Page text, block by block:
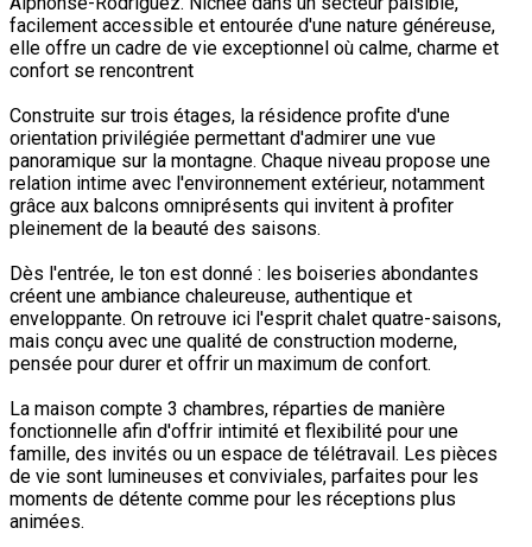
facilement accessible et entourée d'une nature généreuse,
elle offre un cadre de vie exceptionnel où calme, charme et
confort se rencontrent
Construite sur trois étages, la résidence profite d'une
orientation privilégiée permettant d'admirer une vue
panoramique sur la montagne. Chaque niveau propose une
relation intime avec l'environnement extérieur, notamment
grâce aux balcons omniprésents qui invitent à profiter
pleinement de la beauté des saisons.
Dès l'entrée, le ton est donné : les boiseries abondantes
créent une ambiance chaleureuse, authentique et
enveloppante. On retrouve ici l'esprit chalet quatre-saisons,
mais conçu avec une qualité de construction moderne,
pensée pour durer et offrir un maximum de confort.
La maison compte 3 chambres, réparties de manière
fonctionnelle afin d'offrir intimité et flexibilité pour une
famille, des invités ou un espace de télétravail. Les pièces
de vie sont lumineuses et conviviales, parfaites pour les
moments de détente comme pour les réceptions plus
animées.